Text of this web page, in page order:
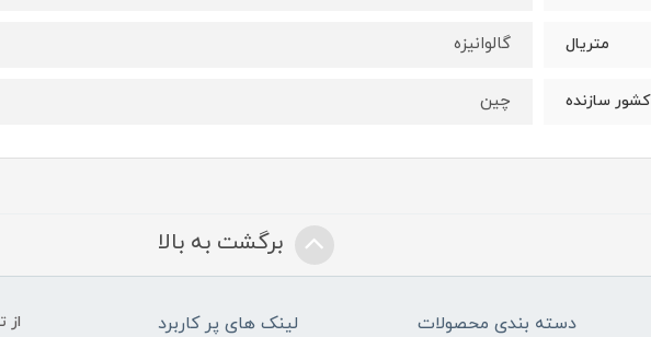
متریال گالوانیزه
کشور سازنده چین
برگشت به بالا
دسته بندی محصولات لینک های پر کاربرد از